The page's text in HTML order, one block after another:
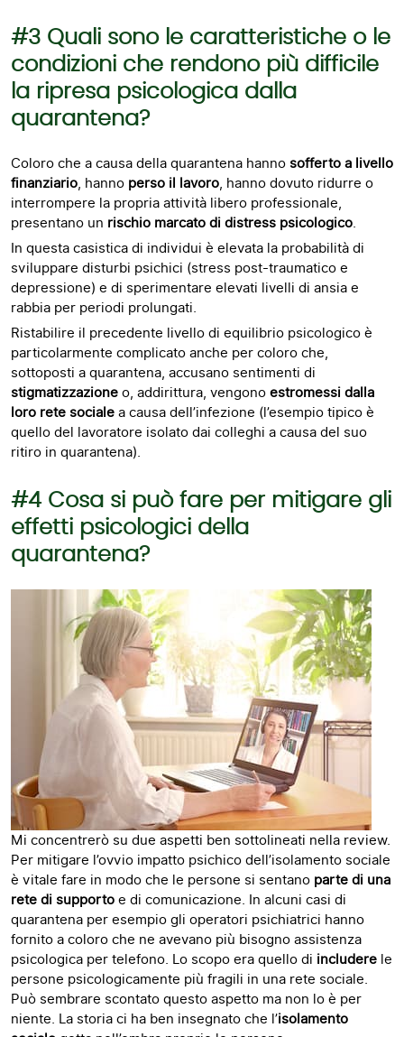
#3 Quali sono le caratteristiche o le
condizioni che rendono più difficile
la ripresa psicologica dalla
quarantena?
Coloro che a causa della quarantena hannosofferto a livello
finanziario, hanno perso il lavoro, hanno dovuto ridurre o
interrompere la propria attività libero professionale,
presentano un rischio marcato di distress psicologico.
In questa casistica di individui è elevata la probabilità di
sviluppare disturbi psichici (stress post-traumatico e
depressione) e di sperimentare elevati livelli di ansia e
rabbia per periodi prolungati.
Ristabilire il precedente livello di equilibrio psicologico è
particolarmente complicato anche per coloro che,
sottoposti a quarantena, accusano sentimenti di
stigmatizzazioneo, addirittura, vengonoestromessi dalla
loro rete socialea causa dell’infezione (l’esempio tipico è
quello del lavoratore isolato dai colleghi a causa del suo
ritiro in quarantena).
#4 Cosa si può fare per mitigare gli
effetti psicologici della
quarantena?
Mi concentrerò su due aspetti ben sottolineati nella review.
Per mitigare l’ovvio impatto psichico dell’isolamento sociale
è vitale fare in modo che le persone si sentano parte di una
rete di supportoe di comunicazione. In alcuni casi di
quarantena per esempio gli operatori psichiatrici hanno
fornito a coloro che ne avevano più bisogno assistenza
psicologica per telefono. Lo scopo era quello di includere le
persone psicologicamente più fragili in una rete sociale.
Può sembrare scontato questo aspetto ma non lo è per
niente. La storia ci ha ben insegnato che l’isolamento